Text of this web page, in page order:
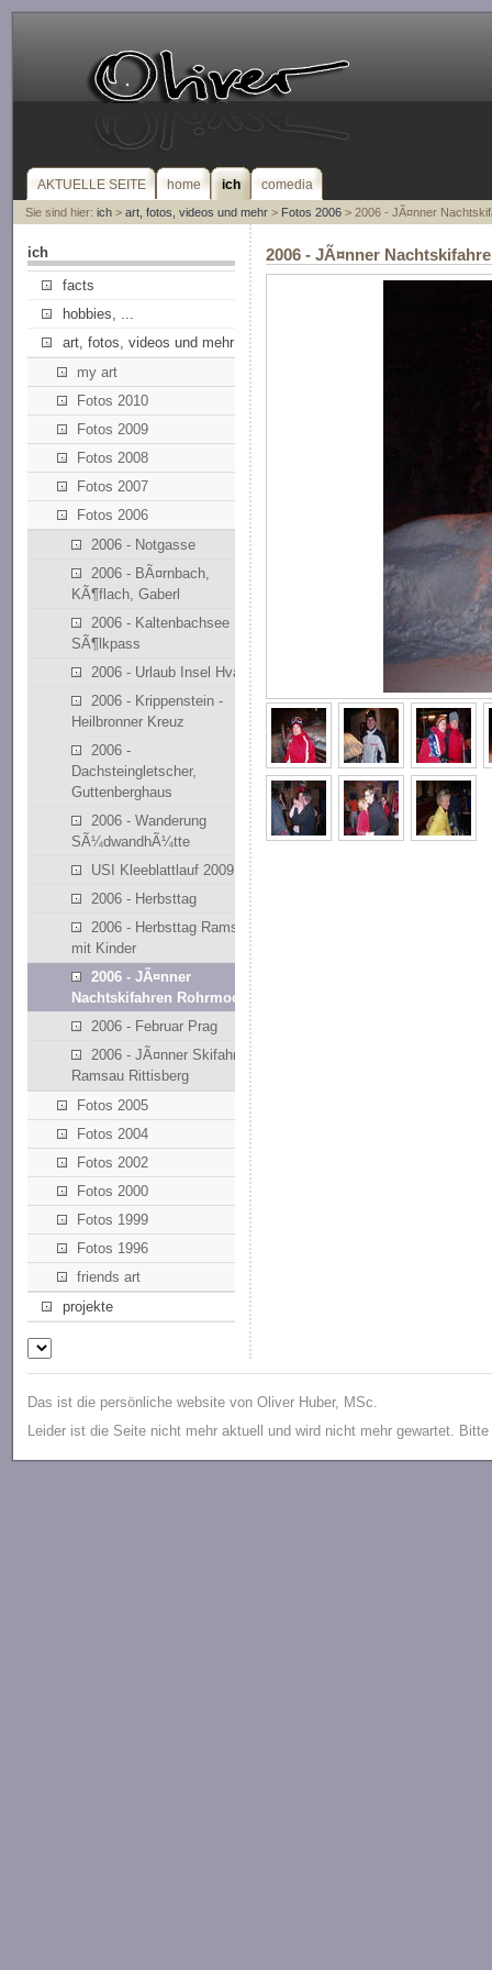
AKTUELLE SEITE home ich comedia
Sie sind hier: ich> art, fotos, videos und mehr> Fotos 2006> 2006 - JÃ¤nner
ich
facts
hobbies, ...
art, fotos, videos und mehr
my art
Fotos 2010
Fotos 2009
Fotos 2008
Fotos 2007
Fotos 2006
2006 - Notgasse
2006 - BÃ¤rnbach,
KÃ¶flach, Gaberl
2006 - Kaltenbachsee
SÃ¶lkpass
2006 - Urlaub Insel Hvar
2006 - Krippenstein -
Heilbronner Kreuz
2006 -
Dachsteingletscher,
Guttenberghaus
2006 - Wanderung
SÃ¼dwandhÃ¼tte
USI Kleeblattlauf 2009
2006 - Herbsttag
2006 - Herbsttag Ramsau
mit Kinder
2006 - JÃ¤nner
Nachtskifahren Rohrmoos
2006 - Februar Prag
2006 - JÃ¤nner Skifahren
Ramsau Rittisberg
Fotos 2005
Fotos 2004
Fotos 2002
Fotos 2000
Fotos 1999
Fotos 1996
friends art
projekte
2006 - JÃ¤nner
Das ist die persönliche website von Oliver Huber, MSc.
Leider ist die Seite nicht mehr aktuell und wird nicht mehr gewartet.